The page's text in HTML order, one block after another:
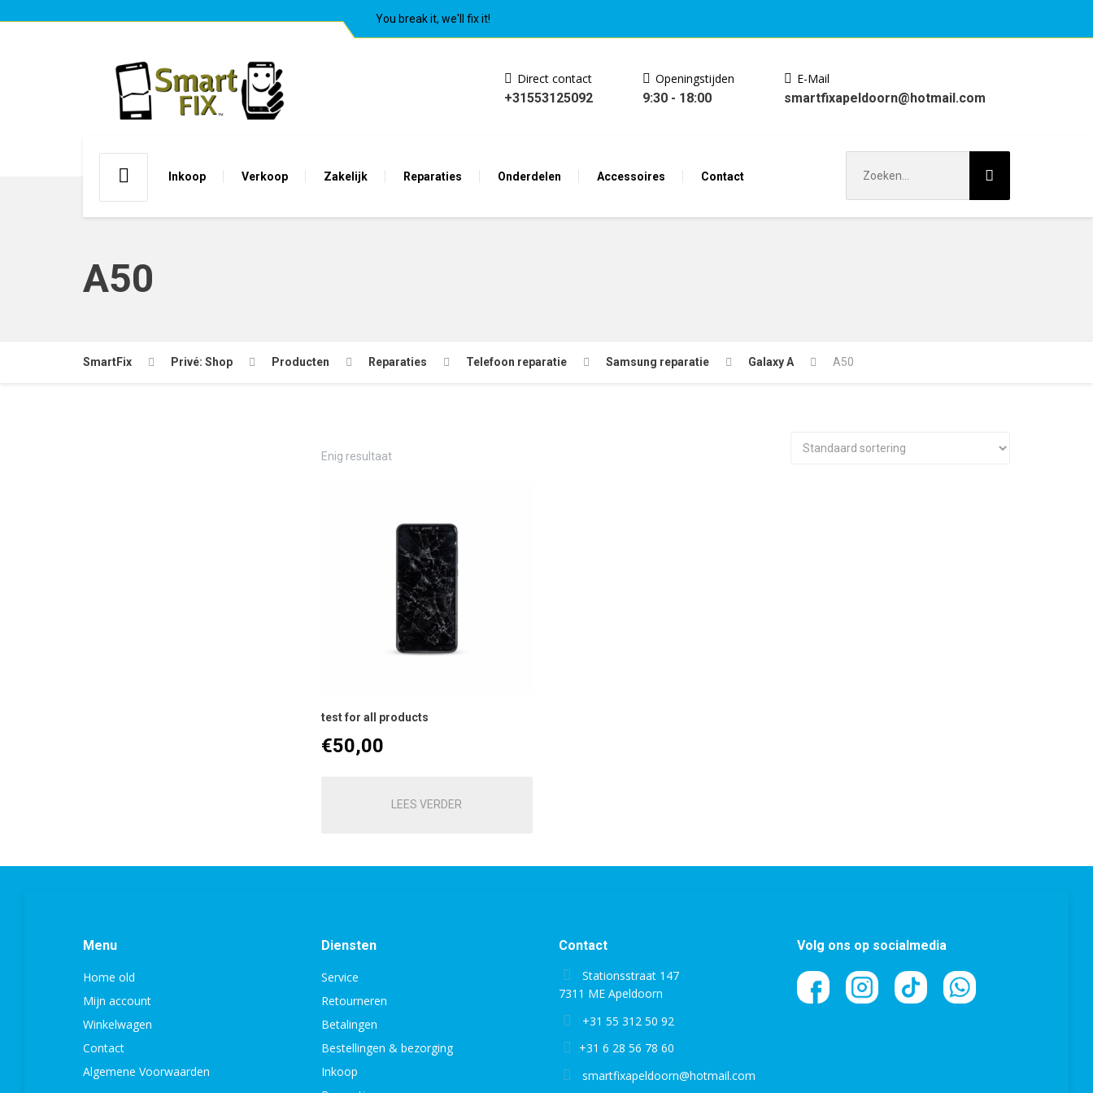
You break it, we'll fix it!
Inkoop Verkoop Zakelijk Reparaties Onderdelen Accessoires Contact
Direct contact
+31553125092
Openingstijden
9:30 - 18:00
E-Mail
smartfixapeldoorn@hotmail.com
naar:
A50
SmartFix Privé: Shop Producten Reparaties Telefoon reparatie Samsung reparatie Galaxy A A50
Enig resultaat
test for all products
€50,00
LEES VERDER
Menu
Home old
Mijn account
Winkelwagen
Contact
Algemene Voorwaarden
Diensten
Service
Retourneren
Betalingen
Bestellingen & bezorging
Inkoop
Contact
Stationsstraat 147
7311 ME Apeldoorn
+31 55 312 50 92
+31 6 28 56 78 60
smartfixapeldoorn@hotmail.com
Volg ons op socialmedia